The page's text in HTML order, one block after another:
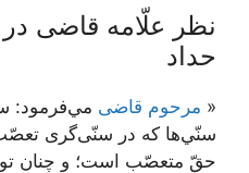
نظر علّامه قاضی
حداد
« مرحوم قاضى مي‌فرمود:
سنّي‌ها كه در سنّى‌گرى تعصّب
حقّ متعصّب است؛ و چنان